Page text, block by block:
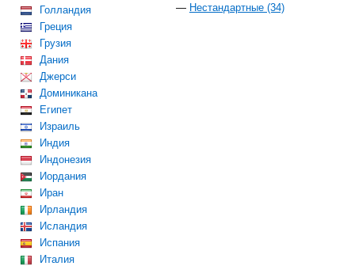
Голландия
Греция
Грузия
Дания
Джерси
Доминикана
Египет
Израиль
Индия
Индонезия
Иордания
Иран
Ирландия
Исландия
Испания
Италия
Нестандартные (34)